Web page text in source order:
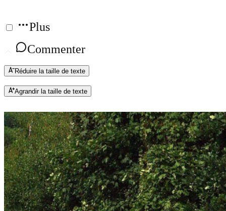
Plus
Commenter
Réduire la taille de texte
Agrandir la taille de texte